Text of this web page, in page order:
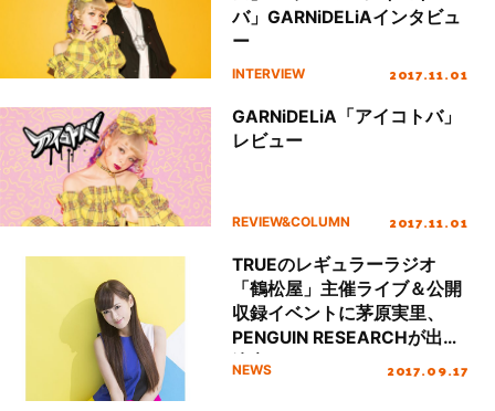
バ」GARNiDELiAインタビュ
ー
INTERVIEW 2017.11.01
GARNiDELiA「アイコトバ」
レビュー
REVIEW&COLUMN 2017.11.01
TRUEのレギュラーラジオ
「鶴松屋」主催ライブ＆公開
収録イベントに茅原実里、
PENGUIN RESEARCHが出演
決定！
NEWS 2017.09.17